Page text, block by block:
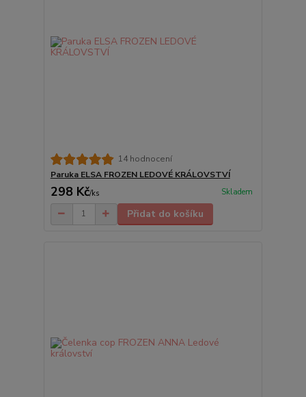
14 hodnocení
Paruka ELSA FROZEN LEDOVÉ KRÁLOVSTVÍ
298 Kč/ks Skladem
Přidat do košíku